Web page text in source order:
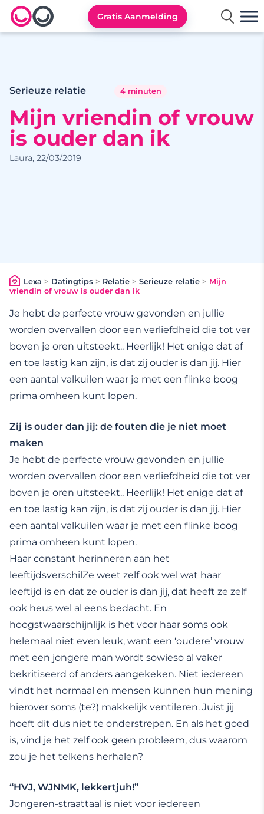
Lexa logo
Gratis Aanmelding
Serieuze relatie 4 minuten
Mijn vriendin of vrouw
is ouder dan ik
Laura, 22/03/2019
Lexa > Datingtips > Relatie > Serieuze relatie > Mijn
vriendin of vrouw is ouder dan ik
Je hebt de perfecte vrouw gevonden en jullie
worden overvallen door een verliefdheid die tot ver
boven je oren uitsteekt.. Heerlijk! Het enige dat af
en toe lastig kan zijn, is dat zij ouder is dan jij. Hier
een aantal valkuilen waar je met een flinke boog
prima omheen kunt lopen.
Zij is ouder dan jij: de fouten die je niet moet
maken
Je hebt de perfecte vrouw gevonden en jullie
worden overvallen door een verliefdheid die tot ver
boven je oren uitsteekt.. Heerlijk! Het enige dat af
en toe lastig kan zijn, is dat zij ouder is dan jij. Hier
een aantal valkuilen waar je met een flinke boog
prima omheen kunt lopen.
Haar constant herinneren aan het
leeftijdsverschilZe weet zelf ook wel wat haar
leeftijd is en dat ze ouder is dan jij, dat heeft ze zelf
ook heus wel al eens bedacht. En
hoogstwaarschijnlijk is het voor haar soms ook
helemaal niet even leuk, want een ‘oudere’ vrouw
met een jongere man wordt sowieso al vaker
bekritiseerd of anders aangekeken. Niet iedereen
vindt het normaal en mensen kunnen hun mening
hierover soms (te?) makkelijk ventileren. Juist jij
hoeft dit dus niet te onderstrepen. En als het goed
is, vind je het zelf ook geen probleem, dus waarom
zou je het telkens herhalen?
“HVJ, WJNMK, lekkertjuh!”
Jongeren-straattaal is niet voor iedereen